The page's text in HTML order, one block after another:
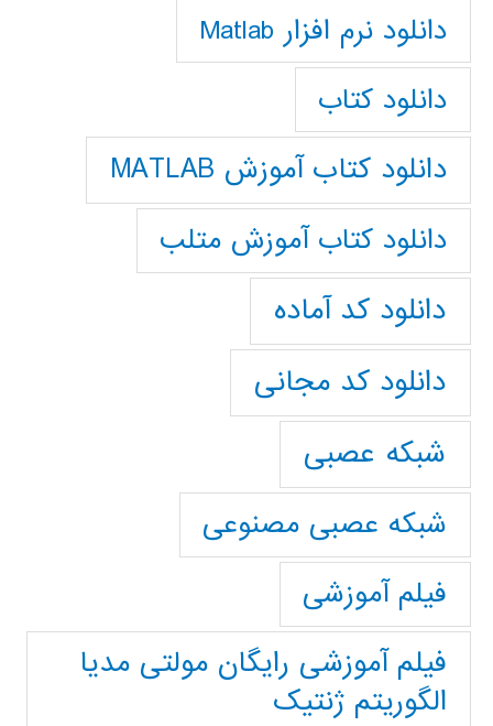
دانلود نرم افزار Matlab
دانلود کتاب
دانلود کتاب آموزش MATLAB
دانلود کتاب آموزش متلب
دانلود کد آماده
دانلود کد مجانی
شبکه عصبی
شبکه عصبی مصنوعی
فیلم آموزشی
فیلم آموزشی رایگان مولتی مدیا
الگوریتم ژنتیک